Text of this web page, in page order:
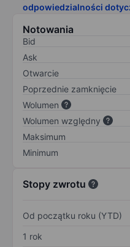
odpowiedzialności
Notowania
Bid
Ask
Otwarcie
Poprzednie zamknięcie
Wolumen
Wolumen względny
Maksimum
Minimum
Stopy zwrotu
Od początku roku (YTD)
1 rok